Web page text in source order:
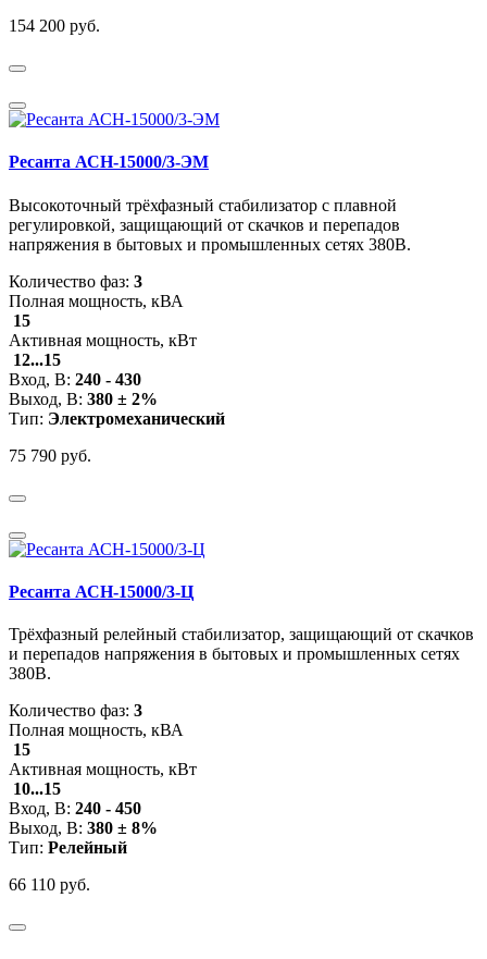
154 200 руб.
Ресанта АСН-15000/3-ЭМ
Высокоточный трёхфазный стабилизатор с плавной
регулировкой, защищающий от скачков и перепадов
напряжения в бытовых и промышленных сетях 380В.
Количество фаз: 3
Полная мощность, кВА
15
Активная мощность, кВт
12...15
Вход, В: 240 - 430
Выход, В: 380 ± 2%
Тип: Электромеханический
75 790 руб.
Ресанта АСН-15000/3-Ц
Трёхфазный релейный стабилизатор, защищающий от скачков
и перепадов напряжения в бытовых и промышленных сетях
380В.
Количество фаз: 3
Полная мощность, кВА
15
Активная мощность, кВт
10...15
Вход, В: 240 - 450
Выход, В: 380 ± 8%
Тип: Релейный
66 110 руб.